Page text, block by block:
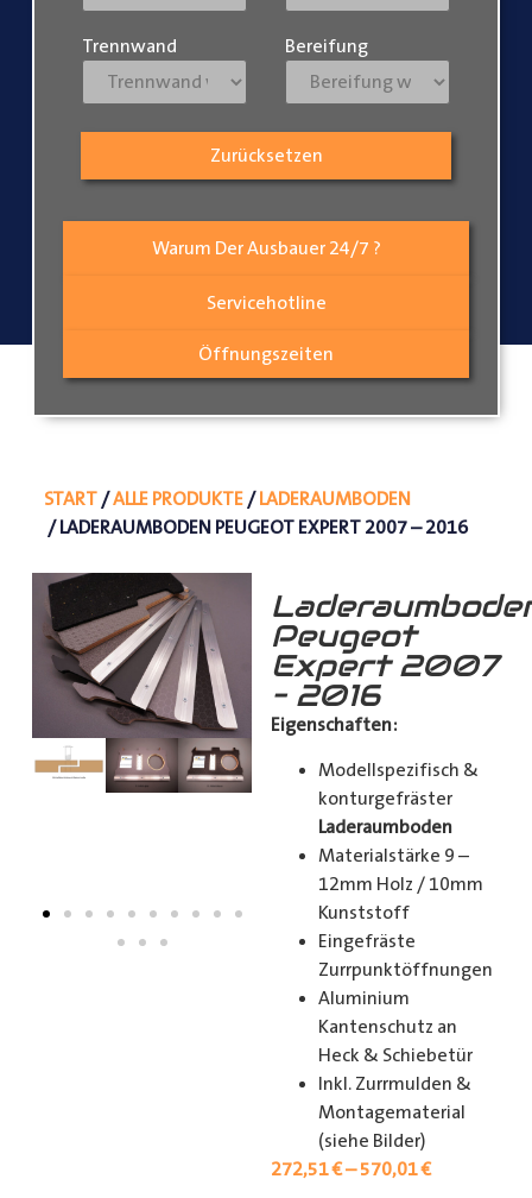
Warum Der Ausbauer 24/7 ?
Servicehotline
Öffnungszeiten
Trennwand Bereifung
Zurücksetzen
START/ALLE PRODUKTE/LADERAUMBODEN
/ LADERAUMBODEN PEUGEOT EXPERT 2007 – 2016
Peugeot
Expert 2007
– 2016
Eigenschaften:
Modellspezifisch &
konturgefräster
Laderaumboden
Materialstärke 9 –
12mm Holz / 10mm
Kunststoff
Eingefräste
Zurrpunktöffnungen
Aluminium
Kantenschutz an
Heck & Schiebetür
Inkl. Zurrmulden &
Montagematerial
(siehe Bilder)
272,51€–570,01€